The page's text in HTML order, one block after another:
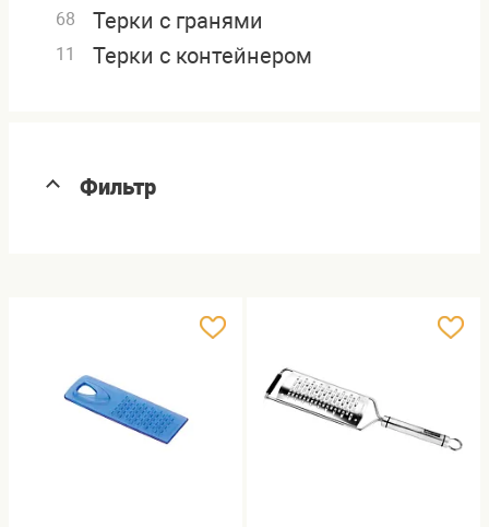
68 Терки с гранями
11 Терки с контейнером
Фильтр